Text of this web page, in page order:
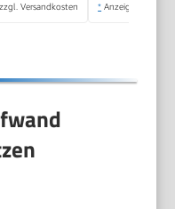
Versandkosten * Anzeige